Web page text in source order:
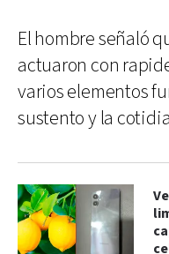
El hombre señaló
actuaron con
varios elementos
sustento y la